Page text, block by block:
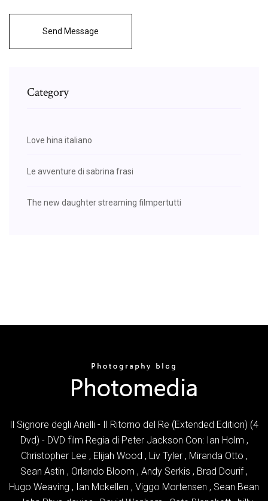
Send Message
Category
Love hina italiano
Le avventure di sabrina frasi
The new daughter streaming filmpertutti
Il Signore degli Anelli - Il Ritorno del Re (Extended Edition) (4
Dvd) - DVD film Regia di Peter Jackson Con: Ian Holm ,
Christopher Lee , Elijah Wood , Liv Tyler , Miranda Otto ,
Sean Astin , Orlando Bloom , Andy Serkis , Brad Dourif ,
Hugo Weaving , Ian Mckellen , Viggo Mortensen , Sean Bean